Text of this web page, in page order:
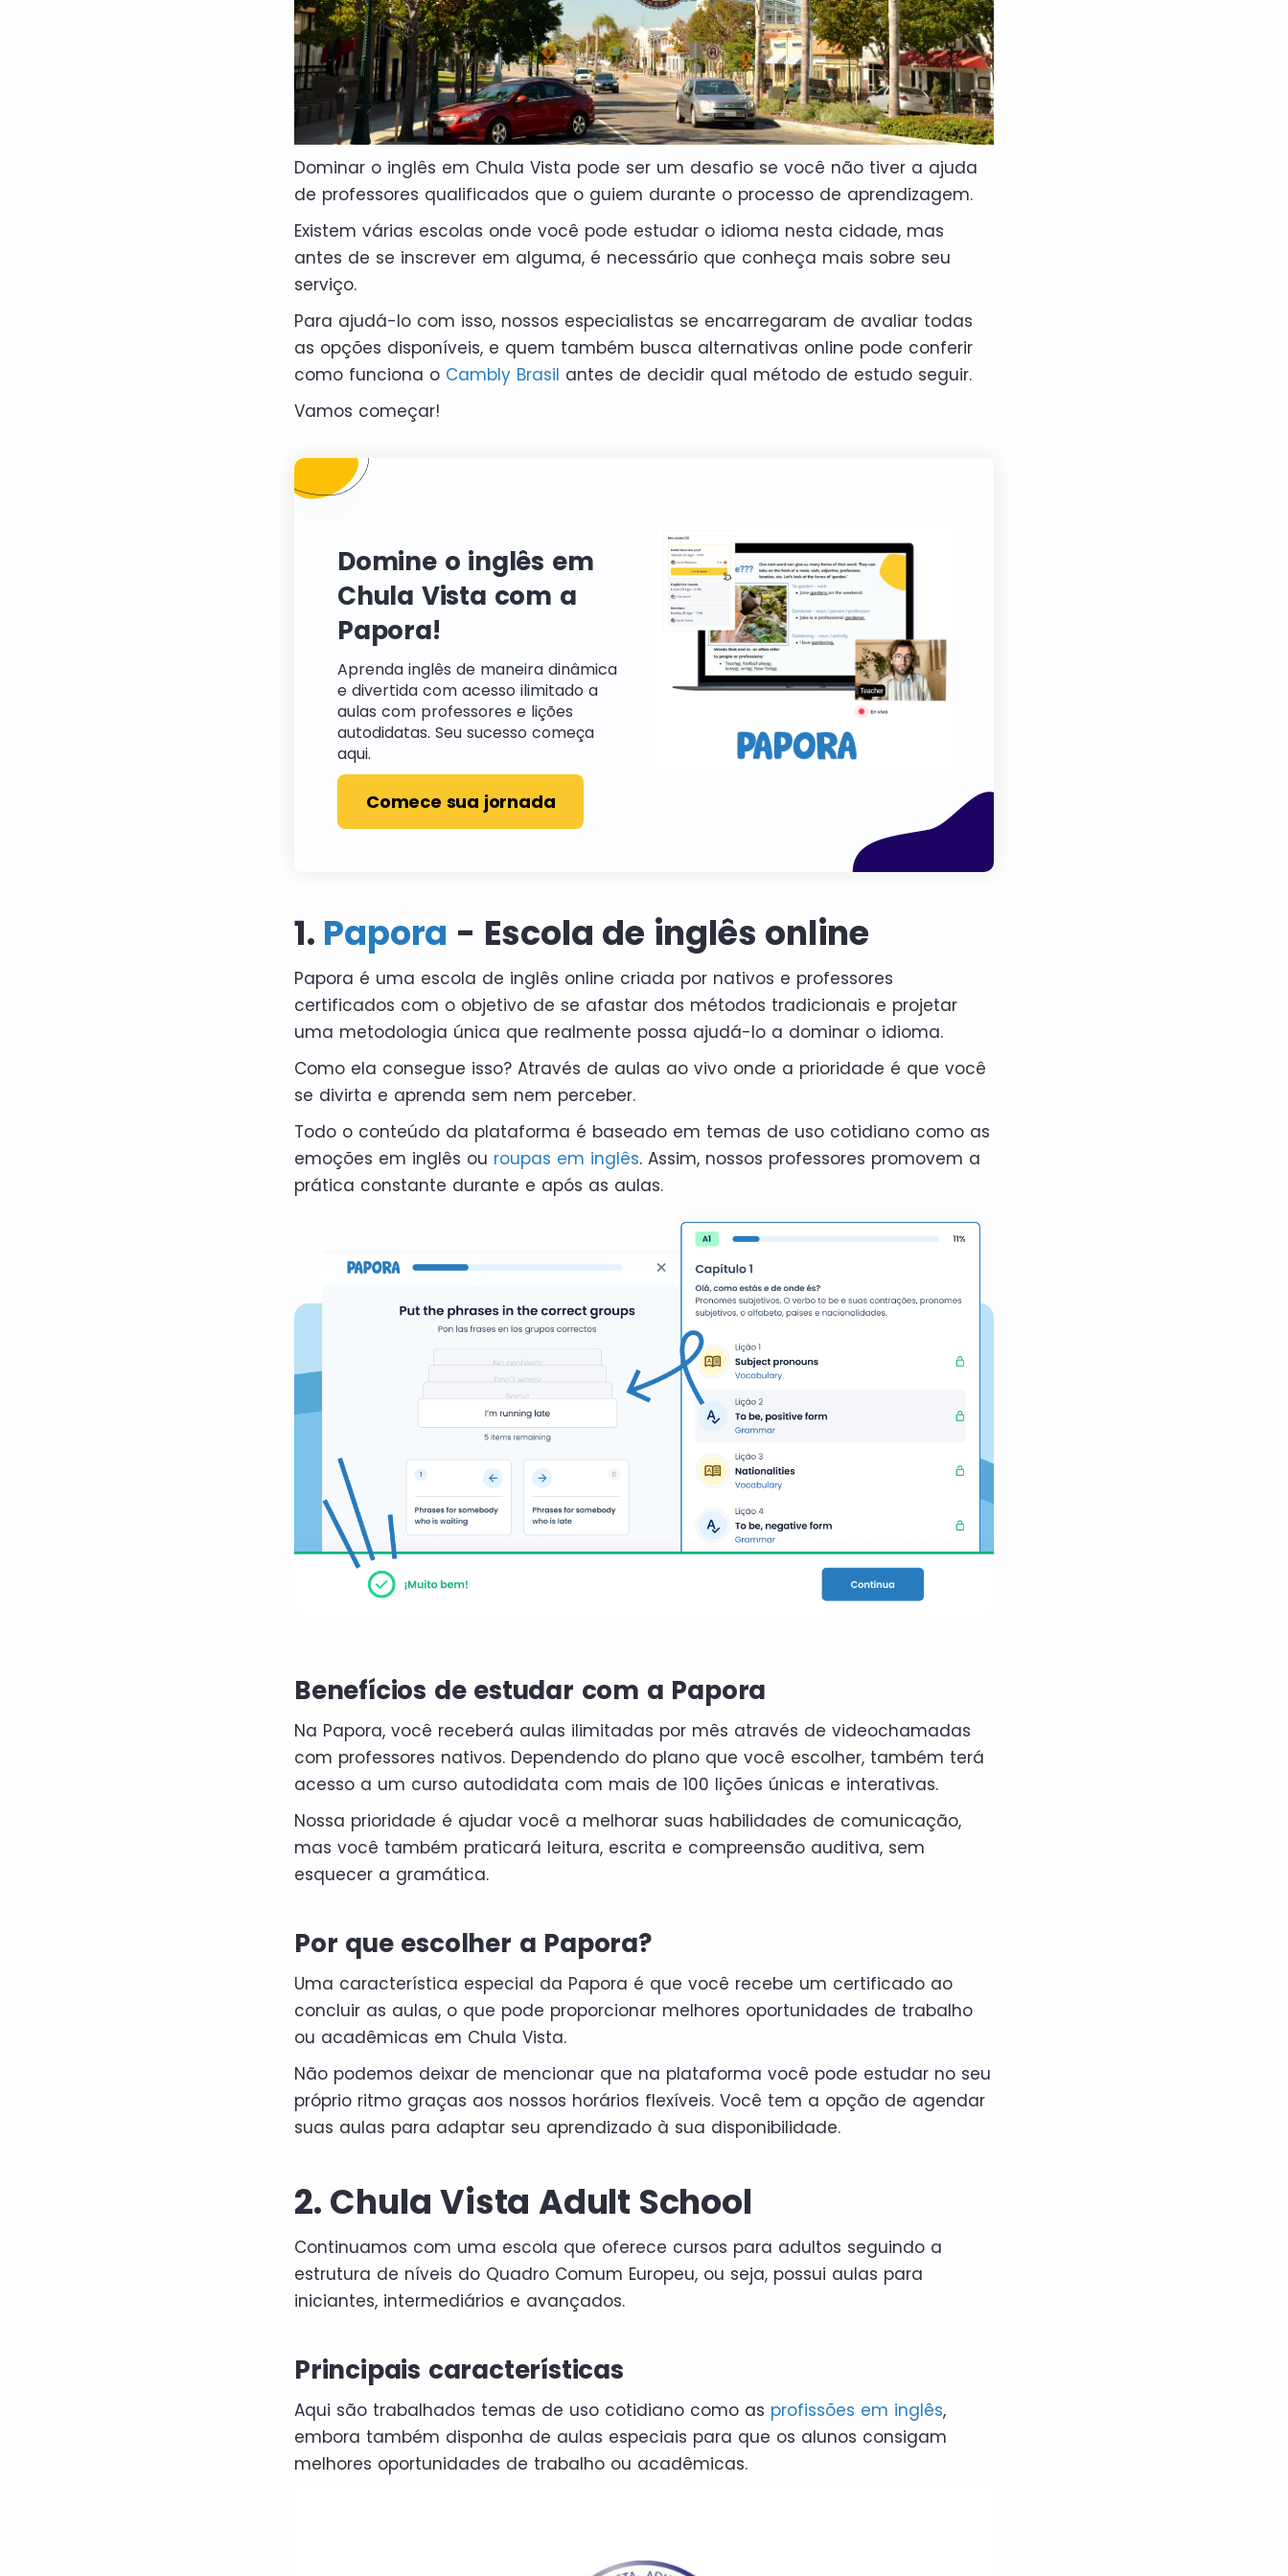
Dominar o inglês em Chula Vista pode ser um desafio se você não tiver a ajuda
de professores qualificados que o guiem durante o processo de aprendizagem.
Existem várias escolas onde você pode estudar o idioma nesta cidade, mas
antes de se inscrever em alguma, é necessário que conheça mais sobre seu
serviço.
Para ajudá-lo com isso, nossos especialistas se encarregaram de avaliar todas
as opções disponíveis, e quem também busca alternativas online pode conferir
como funciona o Cambly Brasil antes de decidir qual método de estudo seguir.
Vamos começar!
Domine o inglês em
Chula Vista com a
Papora!
Aprenda inglês de maneira dinâmica
e divertida com acesso ilimitado a
aulas com professores e lições
autodidatas. Seu sucesso começa
aqui.
Comece sua jornada
1. Papora - Escola de inglês online
Papora é uma escola de inglês online criada por nativos e professores
certificados com o objetivo de se afastar dos métodos tradicionais e projetar
uma metodologia única que realmente possa ajudá-lo a dominar o idioma.
Como ela consegue isso? Através de aulas ao vivo onde a prioridade é que você
se divirta e aprenda sem nem perceber.
Todo o conteúdo da plataforma é baseado em temas de uso cotidiano como as
emoções em inglês ou roupas em inglês. Assim, nossos professores promovem a
prática constante durante e após as aulas.
Benefícios de estudar com a Papora
Na Papora, você receberá aulas ilimitadas por mês através de videochamadas
com professores nativos. Dependendo do plano que você escolher, também terá
acesso a um curso autodidata com mais de 100 lições únicas e interativas.
Nossa prioridade é ajudar você a melhorar suas habilidades de comunicação,
mas você também praticará leitura, escrita e compreensão auditiva, sem
esquecer a gramática.
Por que escolher a Papora?
Uma característica especial da Papora é que você recebe um certificado ao
concluir as aulas, o que pode proporcionar melhores oportunidades de trabalho
ou acadêmicas em Chula Vista.
Não podemos deixar de mencionar que na plataforma você pode estudar no seu
próprio ritmo graças aos nossos horários flexíveis. Você tem a opção de agendar
suas aulas para adaptar seu aprendizado à sua disponibilidade.
2. Chula Vista Adult School
Continuamos com uma escola que oferece cursos para adultos seguindo a
estrutura de níveis do Quadro Comum Europeu, ou seja, possui aulas para
iniciantes, intermediários e avançados.
Principais características
Aqui são trabalhados temas de uso cotidiano como as profissões em inglês,
embora também disponha de aulas especiais para que os alunos consigam
melhores oportunidades de trabalho ou acadêmicas.